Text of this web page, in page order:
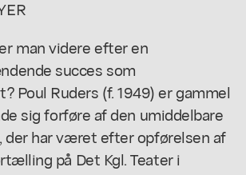
man videre efter en
succes som
Poul Ruders (f. 1949) er gammel
sig forføre af den umiddelbare
der har været efter opførelsen af
på Det Kgl. Teater i